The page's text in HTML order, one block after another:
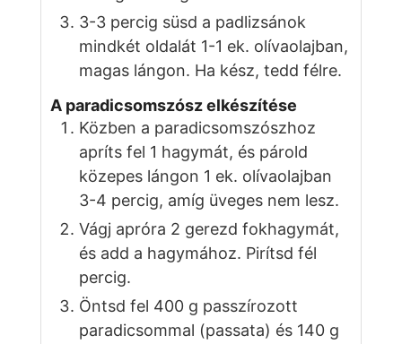
3-3 percig süsd a padlizsánok
mindkét oldalát 1-1 ek. olívaolajban,
magas lángon. Ha kész, tedd félre.
A paradicsomszósz elkészítése
Közben a paradicsomszószhoz
apríts fel 1 hagymát, és párold
közepes lángon 1 ek. olívaolajban
3-4 percig, amíg üveges nem lesz.
Vágj apróra 2 gerezd fokhagymát,
és add a hagymához. Pirítsd fél
percig.
Öntsd fel 400 g passzírozott
paradicsommal (passata) és 140 g